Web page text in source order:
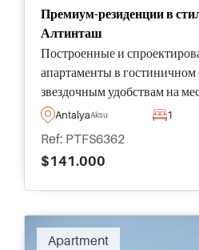
Премиум-резиденции в
Алтинташ
Построенные и
апартаменты в гостиничном
звездочным удобствам на
свойства находятся в
Лары.
AntalyaAksu 1
Ref: PTFS6362
$141.000
Apartment